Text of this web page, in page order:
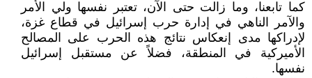
كما تابعنا، وما زالت حتى الآن، تعتبر نفسها ولي الأمر
والآمر الناهي في إدارة حرب إسرائيل في قطاع غزة،
لإدراكها مدى إنعكاس نتائج هذه الحرب على المصالح
الأميركية في المنطقة، فضلاً عن مستقبل إسرائيل
نفسها.